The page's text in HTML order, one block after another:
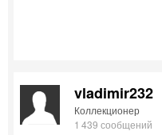
vladimir232
Коллекционер
1 439 сообщений